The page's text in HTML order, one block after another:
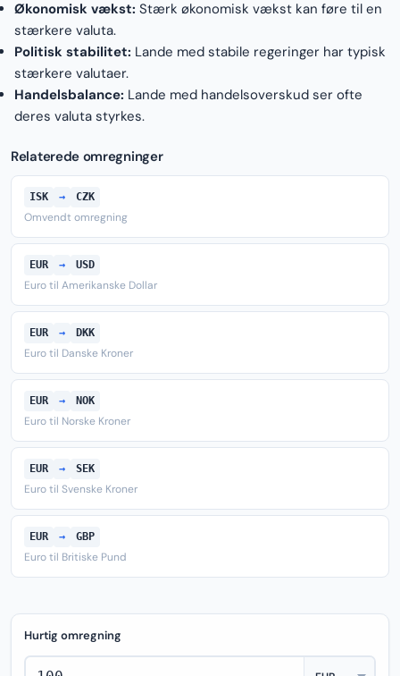
Økonomisk vækst: Stærk økonomisk vækst kan føre til en
stærkere valuta.
Politisk stabilitet: Lande med stabile regeringer har typisk
stærkere valutaer.
Handelsbalance: Lande med handelsoverskud ser ofte
deres valuta styrkes.
Relaterede omregninger
ISK → CZK
Omvendt omregning
EUR → USD
Euro til Amerikanske Dollar
EUR → DKK
Euro til Danske Kroner
EUR → NOK
Euro til Norske Kroner
EUR → SEK
Euro til Svenske Kroner
EUR → GBP
Euro til Britiske Pund
Hurtig omregning